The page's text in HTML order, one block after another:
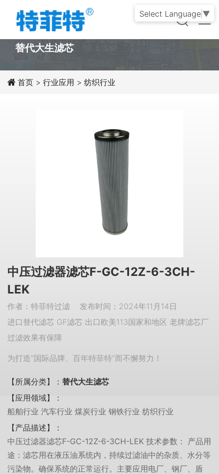
PRODUCT
替代大生滤芯
首页 > 行业应用 > 纺织行业
中压过滤器滤芯F-GC-12Z-6-3CH-
LEK
作者：特菲特过滤 发布时间：2024年11月14日
进口替代滤芯 GF滤芯 出口欧美113国家和地区 老牌滤芯厂
过滤效果有保障
为打造“国际品牌、百年特菲特”而不懈努力！
【所属分类】： 替代大生滤芯
【应用领域】：
船舶行业 汽车行业 煤炭行业 钢铁行业 纺织行业
【产品描述】：
中压过滤器滤芯F-GC-12Z-6-3CH-LEK 技术参数： 产品用
途：滤芯用在液压油系统内，持续过滤油中的杂质、水分等
污染物。确保系统的正常运行。主要应用电厂、钢厂、盾
Select Language ▼